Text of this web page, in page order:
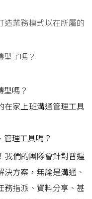
造業務模式以在所屬的
型了嗎？
型嗎？
在家上班溝通管理工具
管理工具嗎？
我們的團隊會針對普遍
方案，無論是溝通、
務指派、資料分享、甚